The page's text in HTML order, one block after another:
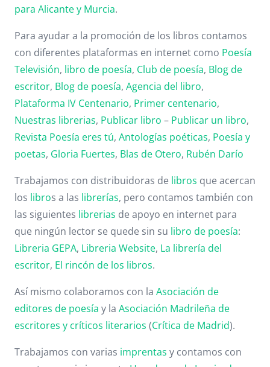
para Alicante y Murcia.
Para ayudar a la promoción de los libros contamos
con diferentes plataformas en internet como Poesía
Televisión, libro de poesía, Club de poesía, Blog de
escritor, Blog de poesía, Agencia del libro,
Plataforma IV Centenario, Primer centenario,
Nuestras librerias, Publicar libro – Publicar un libro,
Revista Poesía eres tú, Antologías poéticas, Poesía y
poetas, Gloria Fuertes, Blas de Otero, Rubén Darío
Trabajamos con distribuidoras de libros que acercan
los libros a las librerías, pero contamos también con
las siguientes librerias de apoyo en internet para
que ningún lector se quede sin su libro de poesía:
Libreria GEPA, Libreria Website, La librería del
escritor, El rincón de los libros.
Así mismo colaboramos con la Asociación de
editores de poesía y la Asociación Madrileña de
escritores y críticos literarios (Crítica de Madrid).
Trabajamos con varias imprentas y contamos con